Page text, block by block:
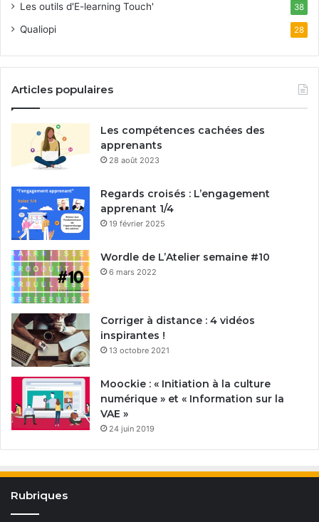
Les outils d'E-learning Touch' 38
Qualiopi 28
Articles populaires
Les compétences cachées des
apprenants
28 août 2023
Regards croisés : L’engagement
apprenant 1/4
19 février 2025
Wordle de L’Atelier semaine #10
6 mars 2022
Corriger à distance : 4 vidéos
inspirantes !
13 octobre 2021
Moockie : « Initiation à la culture
numérique » et « Information sur la
VAE »
24 juin 2019
Rubriques